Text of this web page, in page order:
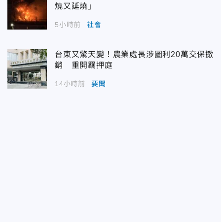
燒又延燒」
5小時前 社會
台東又驚天變！農業處長涉圖利20萬交保撤
銷 重開羈押庭
14小時前 要聞